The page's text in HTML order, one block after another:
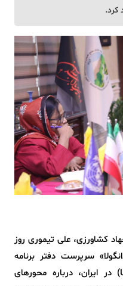
کرد.
کشاورزی، علی تیموری روز
سرپرست دفتر برنامه
توسعه سازمان ملل متحد (UNDP) در ایران، درباره محورهای